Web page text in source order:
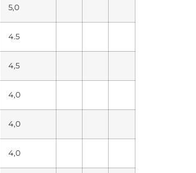
5,0
4.5
4,5
4,0
4,0
4,0